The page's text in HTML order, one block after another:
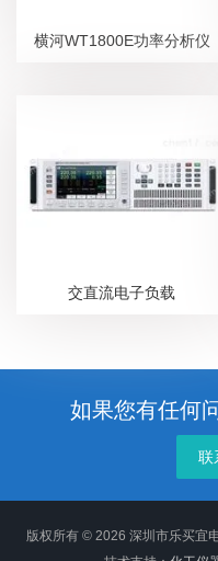
横河WT1800E功率分析仪
交直流电子负载
如果您有任何
联
版权所有 © 2026 深圳市乐买宜